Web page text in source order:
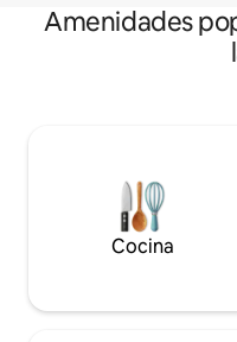
Amenidades
Cocina